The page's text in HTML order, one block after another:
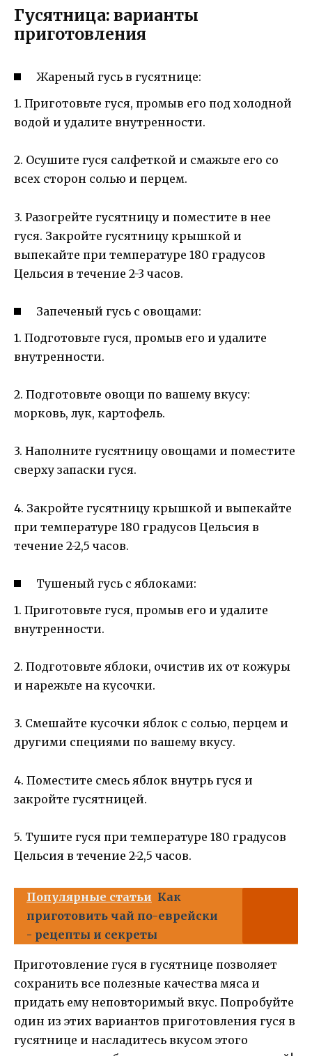
Гусятница: варианты
приготовления
Жареный гусь в гусятнице:
1. Приготовьте гуся, промыв его под холодной
водой и удалите внутренности.
2. Осушите гуся салфеткой и смажьте его со
всех сторон солью и перцем.
3. Разогрейте гусятницу и поместите в нее
гуся. Закройте гусятницу крышкой и
выпекайте при температуре 180 градусов
Цельсия в течение 2-3 часов.
Запеченый гусь с овощами:
1. Подготовьте гуся, промыв его и удалите
внутренности.
2. Подготовьте овощи по вашему вкусу:
морковь, лук, картофель.
3. Наполните гусятницу овощами и поместите
сверху запаски гуся.
4. Закройте гусятницу крышкой и выпекайте
при температуре 180 градусов Цельсия в
течение 2-2,5 часов.
Тушеный гусь с яблоками:
1. Приготовьте гуся, промыв его и удалите
внутренности.
2. Подготовьте яблоки, очистив их от кожуры
и нарежьте на кусочки.
3. Смешайте кусочки яблок с солью, перцем и
другими специями по вашему вкусу.
4. Поместите смесь яблок внутрь гуся и
закройте гусятницей.
5. Тушите гуся при температуре 180 градусов
Цельсия в течение 2-2,5 часов.
Популярные статьи Как
приготовить чай по-еврейски
- рецепты и секреты
Приготовление гуся в гусятнице позволяет
сохранить все полезные качества мяса и
придать ему неповторимый вкус. Попробуйте
один из этих вариантов приготовления гуся в
гусятнице и насладитесь вкусом этого